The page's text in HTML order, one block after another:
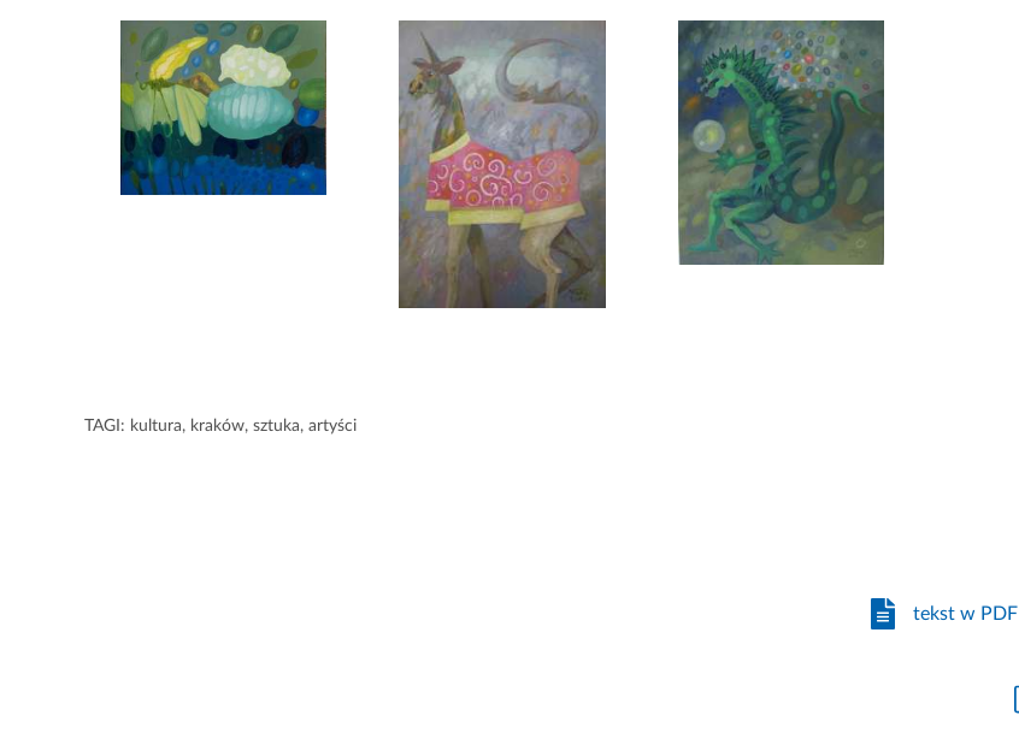
TAGI: kultura, kraków, sztuka, artyści
tekst w PDF